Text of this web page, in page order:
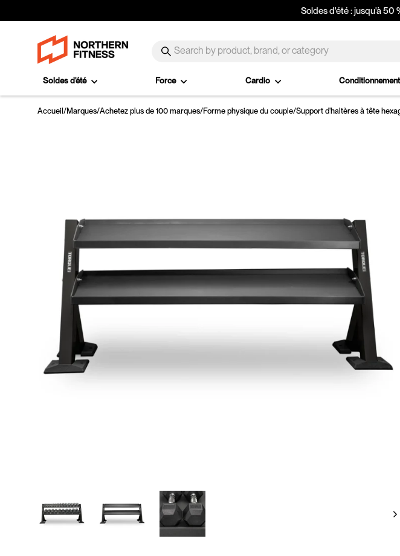
Soldes d'été : jusqu'à 50
Recherche
Soldes d'été Force Cardio Conditionnement
Accueil/Marques/Achetez plus de 100 marques/Forme physique du couple/Support d'haltères à tête